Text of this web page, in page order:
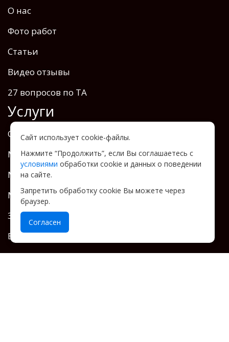
О нас
Фото работ
Статьи
Видео отзывы
27 вопросов по ТА
Услуги
Отопление теплоаккумулятором
Монтаж теплых водяных полов
Монтаж радиаторов
Монтаж канализации
Заведение воды в дом
Водоснабжение
Вентиляция
Сайт использует cookie-файлы.
Нажмите “Продолжить”, если Вы соглашаетесь с
условиями обработки cookie и данных о поведении
на сайте.
Запретить обработку cookie Вы можете через
браузер.
Согласен